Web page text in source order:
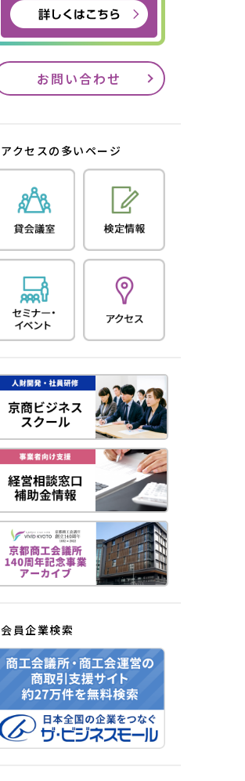
お問い合わせ
アクセスの多いページ
会員企業検索